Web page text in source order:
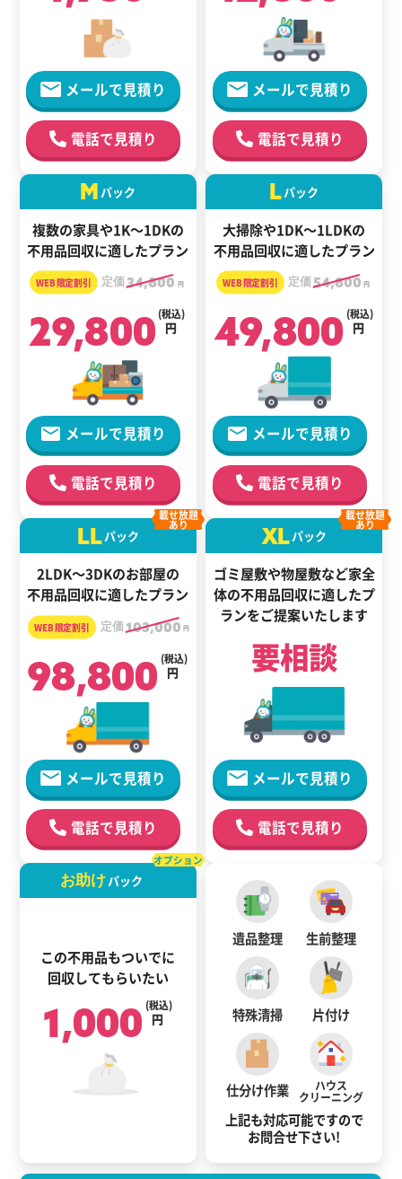
メールで見積り
電話で見積り
メールで見積り
電話で見積り
M パック
複数の家具や1K～1DKの
不用品回収に適したプラン
定価34,800 円
29,800 円
(税込)
メールで見積り
電話で見積り
Lパック
大掃除や1DK～1LDKの
不用品回収に適したプラン
定価54,800 円
49,800 円
(税込)
メールで見積り
電話で見積り
LLパック
2LDK～3DKのお部屋の
不用品回収に適したプラン
載せ放題
あり
定価103,000 円
98,800 円
(税込)
メールで見積り
電話で見積り
XLパック
ゴミ屋敷や物屋敷など家全
体の不用品回収に適したプ
ランをご提案いたします
載せ放題
あり
要相談
メールで見積り
電話で見積り
お助けパック
この不用品もついでに
回収してもらいたい
オプション
1,000 円
(税込)
遺品整理 生前整理
特殊清掃 片付け
仕分け作業 ハウス
クリーニング
上記も対応可能ですので
お問合せ下さい!